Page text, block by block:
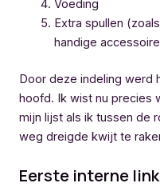
Voeding
Extra spullen
handige
Door deze indeling werd
hoofd. Ik wist nu precies
mijn lijst als ik tussen de
weg dreigde kwijt te
Eerste interne